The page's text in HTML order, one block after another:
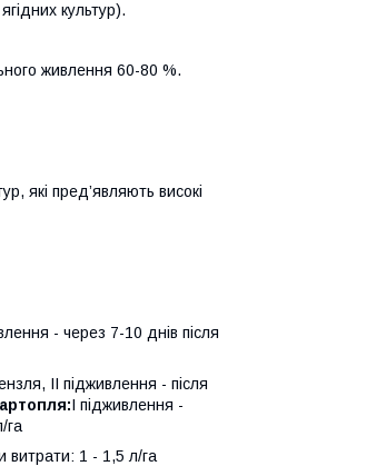
культур).
живлення 60-80 %.
які пред’являють високі
- через 7-10 днів після
II підживлення - після
І підживлення -
га
витрати: 1 - 1,5 л/га